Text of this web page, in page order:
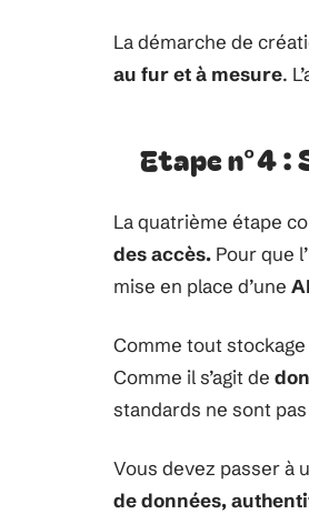
La démarche de
au fur et à mesure.
Etape n°4 :
La quatrième étape
des accès. Pour que
mise en place d’une
Comme tout
Comme il s’agit de
standards ne sont
Vous devez passer à
de données,